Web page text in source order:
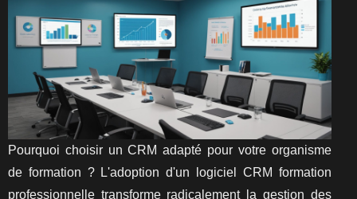
Pourquoi choisir un CRM adapté pour votre organisme
de formation ? L'adoption d'un logiciel CRM formation
professionnelle transforme radicalement la gestion des